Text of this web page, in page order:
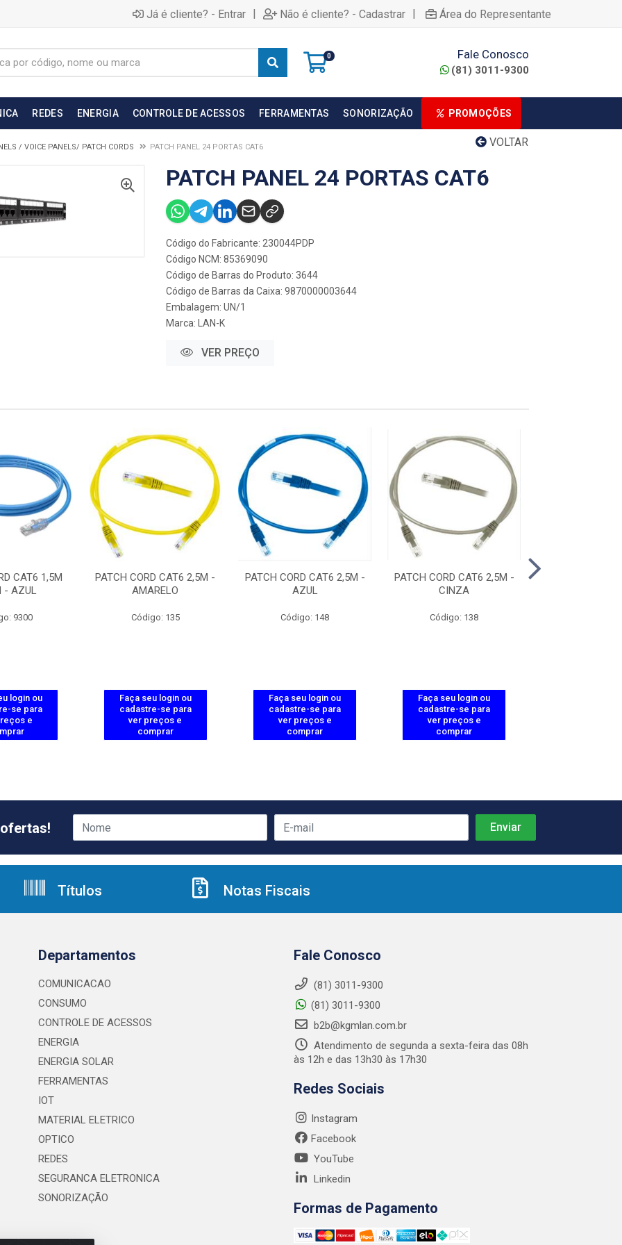
Já é cliente? - Entrar | Não é cliente? - Cadastrar | Área do Representante
0 Fale Conosco
(81) 3011-9300
REDES ENERGIA CONTROLE DE ACESSOS FERRAMENTAS SONORIZAÇÃO PROMOÇÕES
VOLTAR
/ VOICE PANELS/ PATCH CORDS PATCH PANEL 24 PORTAS CAT6
PATCH PANEL 24 PORTAS CAT6
Código do Fabricante: 230044PDP
Código NCM: 85369090
Código de Barras do Produto: 3644
Código de Barras da Caixa: 9870000003644
Embalagem: UN/1
Marca:
LAN-K
VER PREÇO
CAT6 1,5M
- AZUL
9300
login ou
se para
e
PATCH CORD CAT6 2,5M -
AMARELO
Código: 135
Faça seu login ou
cadastre-se para
ver preços e
comprar
PATCH CORD CAT6 2,5M -
AZUL
Código: 148
Faça seu login ou
cadastre-se para
ver preços e
comprar
PATCH CORD CAT6 2,5M -
CINZA
Código: 138
Faça seu login ou
cadastre-se para
ver preços e
comprar
Títulos Notas Fiscais
Departamentos
COMUNICACAO
CONSUMO
CONTROLE DE ACESSOS
ENERGIA
ENERGIA SOLAR
FERRAMENTAS
IOT
MATERIAL ELETRICO
OPTICO
REDES
SEGURANCA ELETRONICA
SONORIZAÇÃO
Fale Conosco
(81) 3011-9300
(81) 3011-9300
b2b@kgmlan.com.br
Atendimento de segunda a sexta-feira das 08h
às 12h e das 13h30 às 17h30
Redes Sociais
Instagram
Facebook
YouTube
Linkedin
Formas de Pagamento